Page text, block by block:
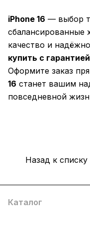
iPhone 16 — выбор
сбалансированные
качество и
купить с гарантией
Оформите заказ
16 станет вашим
повседневной
Назад к списку
Каталог